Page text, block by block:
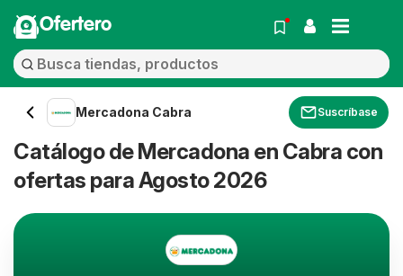
Ofertero
Mercadona Cabra Suscríbase
Catálogo de Mercadona en Cabra con
ofertas para Agosto 2026